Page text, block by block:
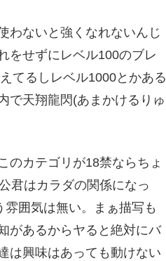
わないと強くなれないんじ
をせずにレベル100のブレ
てるしレベル1000とかある
で天翔龍閃(あまかけるりゅ
のカテゴリが18禁ならちょ
君はカラダの関係になっ
囲気は無い。まぁ描写も
があるからヤると絶対にバ
は興味はあっても動けない